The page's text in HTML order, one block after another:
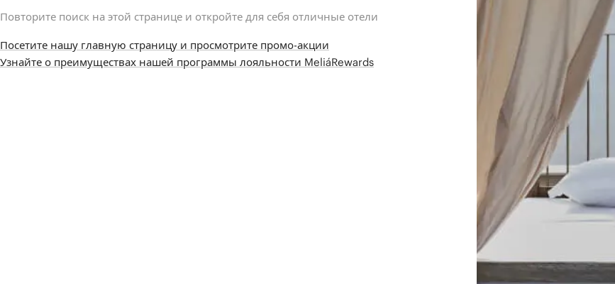
Повторите поиск на этой странице и откройте для себя отличные отели
Посетите нашу главную страницу и просмотрите промо-акции
Узнайте о преимуществах нашей программы лояльности MeliáRewards